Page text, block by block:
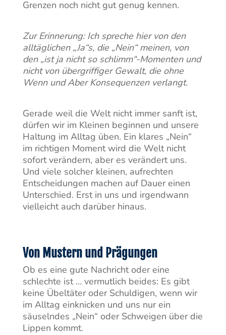
Grenzen noch nicht gut genug kennen.
Zur Erinnerung: Ich spreche hier von den
alltäglichen „Ja“s, die „Nein“ meinen, von
den „ist ja nicht so schlimm“-Momenten und
nicht von übergriffiger Gewalt, die ohne
Wenn und Aber Konsequenzen verlangt.
Gerade weil die Welt nicht immer sanft ist,
dürfen wir im Kleinen beginnen und unsere
Haltung im Alltag üben. Ein klares „Nein“
im richtigen Moment wird die Welt nicht
sofort verändern, aber es verändert uns.
Und viele solcher kleinen, aufrechten
Entscheidungen machen auf Dauer einen
Unterschied. Erst in uns und irgendwann
vielleicht auch darüber hinaus.
Von Mustern und Prägungen
Ob es eine gute Nachricht oder eine
schlechte ist … vermutlich beides: Es gibt
keine Übeltäter oder Schuldigen, wenn wir
im Alltag einknicken und uns nur ein
säuselndes „Nein“ oder Schweigen über die
Lippen kommt.